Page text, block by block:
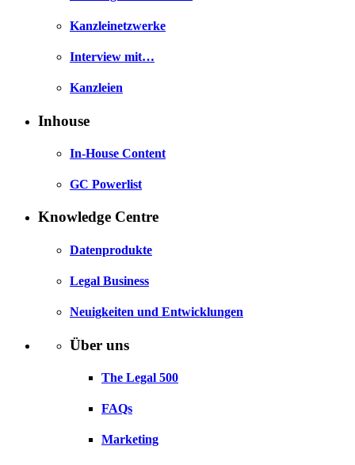
Kanzleinetzwerke
Interview mit…
Kanzleien
Inhouse
In-House Content
GC Powerlist
Knowledge Centre
Datenprodukte
Legal Business
Neuigkeiten und Entwicklungen
Über uns
The Legal 500
FAQs
Marketing